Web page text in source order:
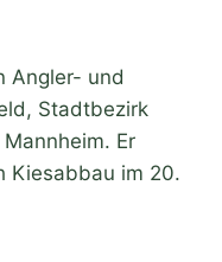
Angler- und
Stadtbezirk
Er
Kiesabbau im 20.